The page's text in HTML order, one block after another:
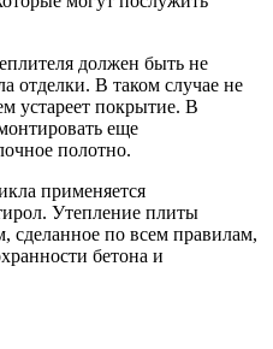
должен быть не
отделки. В таком случае не
устареет покрытие. В
еще
полотно.
применяется
Утепление плиты
сделанное по всем правилам,
бетона и